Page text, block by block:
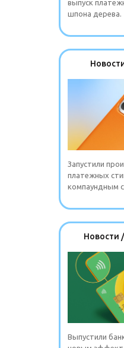
выпуск
шпона дерева.
Запустили
платежных
компаундным
Новости
Выпустили